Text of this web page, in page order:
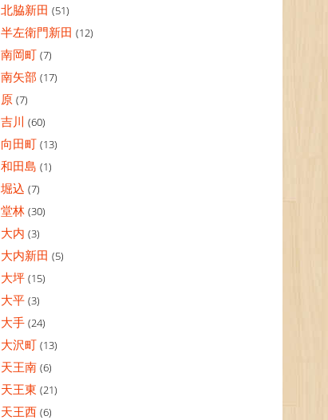
北脇新田(51)
半左衛門新田(12)
南岡町(7)
南矢部(17)
原(7)
吉川(60)
向田町(13)
和田島(1)
堀込(7)
堂林(30)
大内(3)
大内新田(5)
大坪(15)
大平(3)
大手(24)
大沢町(13)
天王南(6)
天王東(21)
天王西(6)